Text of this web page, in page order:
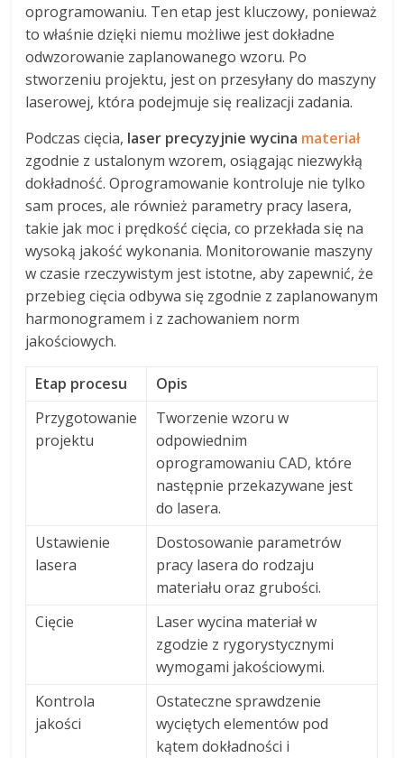
oprogramowaniu. Ten etap jest kluczowy, ponieważ
to właśnie dzięki niemu możliwe jest dokładne
odwzorowanie zaplanowanego wzoru. Po
stworzeniu projektu, jest on przesyłany do maszyny
laserowej, która podejmuje się realizacji zadania.
Podczas cięcia, laser precyzyjnie wycina materiał
zgodnie z ustalonym wzorem, osiągając niezwykłą
dokładność. Oprogramowanie kontroluje nie tylko
sam proces, ale również parametry pracy lasera,
takie jak moc i prędkość cięcia, co przekłada się na
wysoką jakość wykonania. Monitorowanie maszyny
w czasie rzeczywistym jest istotne, aby zapewnić, że
przebieg cięcia odbywa się zgodnie z zaplanowanym
harmonogramem i z zachowaniem norm
jakościowych.
Etap procesu
Opis
Przygotowanie
projektu
Tworzenie wzoru w
odpowiednim
oprogramowaniu CAD, które
następnie przekazywane jest
do lasera.
Ustawienie
lasera
Dostosowanie parametrów
pracy lasera do rodzaju
materiału oraz grubości.
Cięcie
Laser wycina materiał w
zgodzie z rygorystycznymi
wymogami jakościowymi.
Kontrola
jakości
Ostateczne sprawdzenie
wyciętych elementów pod
kątem dokładności i